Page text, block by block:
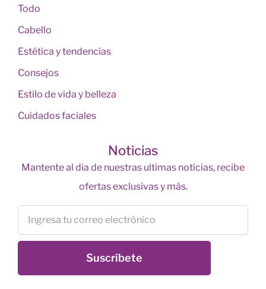
Todo
Cabello
Estética y tendencias
Consejos
Estilo de vida y belleza
Cuidados faciales
Noticias
Mantente al dia de nuestras ultimas noticias, recibe
ofertas exclusivas y más.
Suscríbete